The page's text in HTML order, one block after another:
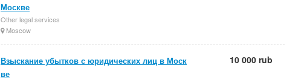
Москве
Other legal services
Moscow
Взыскание убытков с юридических лиц в Моск
ве
10 000 rub